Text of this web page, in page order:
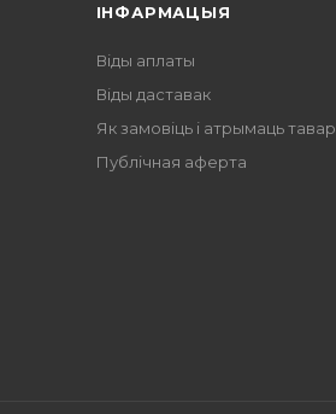
ІНФАРМАЦЫЯ
Віды аплаты
Віды даставак
Як замовіць і атрымаць тавар
Публічная аферта